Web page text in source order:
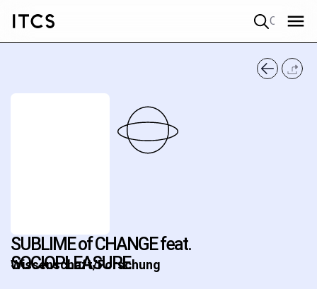
SUBLIME of CHANGE feat.
SOCIOPLEASURE
Wissenschaft/Forschung